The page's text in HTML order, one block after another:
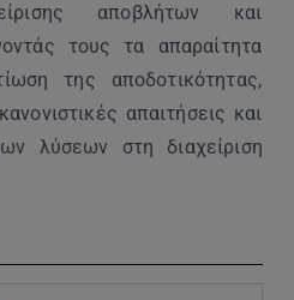
αποβλήτων και
τους τα απαραίτητα
της αποδοτικότητας,
απαιτήσεις και
λύσεων στη διαχείριση